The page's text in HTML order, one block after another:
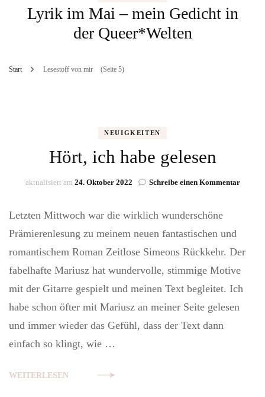
Lyrik im Mai – mein Gedicht in
der Queer*Welten
Start Lesestoff von mir (Seite 5)
NEUIGKEITEN
Hört, ich habe gelesen
aktualisiert am 24. Oktober 2022 Schreibe einen Kommentarzu
Letzten Mittwoch war die wirklich wunderschöne
Prämierenlesung zu meinem neuen fantastischen und
romantischem Roman Zeitlose Simeons Rückkehr. Der
fabelhafte Mariusz hat wundervolle, stimmige Motive
mit der Gitarre gespielt und meinen Text begleitet. Ich
habe schon öfter mit Mariusz an meiner Seite gelesen
und immer wieder das Gefühl, dass der Text dann
einfach so klingt, wie …
WEITERLESEN